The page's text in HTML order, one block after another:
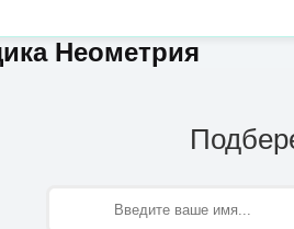
Неометрия